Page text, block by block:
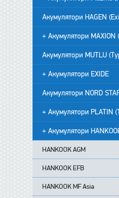
Акумулятори HAGEN
+ Акумулятори MAXION
Акумулятори MUTLU
+ Акумулятори EXIDE
Акумулятори NORD
+ Акумулятори PLATIN
+ Акумулятори
HANKOOK AGM
HANKOOK EFB
HANKOOK MF Asia